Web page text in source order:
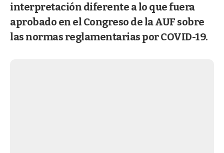
interpretación diferente a lo que fuera
aprobado en el Congreso de la AUF sobre
las normas reglamentarias por COVID-19.